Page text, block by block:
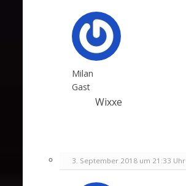
Milan
Gast
Wixxe
3. September 2018 um 21:33 Uhr